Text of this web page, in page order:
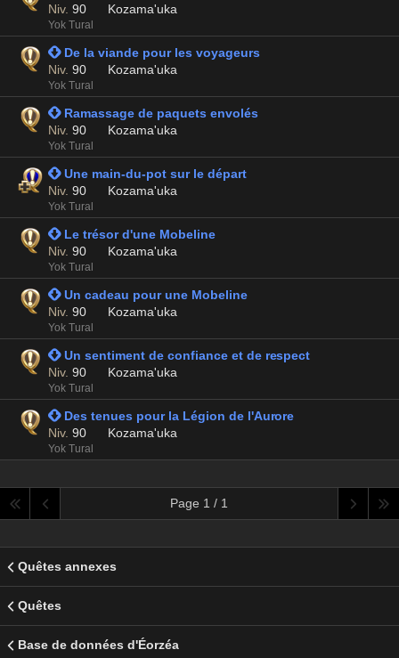
Niv. 90 Kozama'uka
Yok Tural
 De la viande pour les voyageurs
Niv. 90 Kozama'uka
Yok Tural
 Ramassage de paquets envolés
Niv. 90 Kozama'uka
Yok Tural
 Une main-du-pot sur le départ
Niv. 90 Kozama'uka
Yok Tural
 Le trésor d'une Mobeline
Niv. 90 Kozama'uka
Yok Tural
 Un cadeau pour une Mobeline
Niv. 90 Kozama'uka
Yok Tural
 Un sentiment de confiance et de respect
Niv. 90 Kozama'uka
Yok Tural
 Des tenues pour la Légion de l'Aurore
Niv. 90 Kozama'uka
Yok Tural
Page 1 / 1
Quêtes annexes
Quêtes
Base de données d'Éorzéa